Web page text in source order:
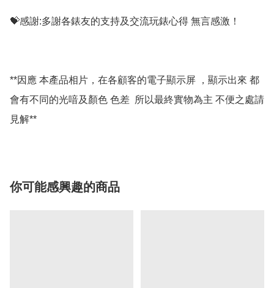
💝感謝:多謝各錶友的支持及交流玩錶心得 無言感激！
**因應 本產品相片，在各顧客的電子顯示屏 ，顯示出來 都
會有不同的光喑及顏色 色差  所以最終實物為主 不便之處請
你可能感興趣的商品